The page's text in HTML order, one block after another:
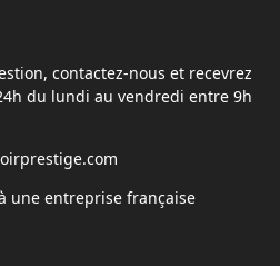
contactez-nous et recevrez
du lundi au vendredi entre 9h
une entreprise française